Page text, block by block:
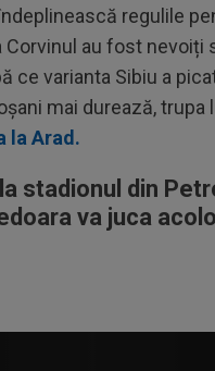
regulile
Corvinul au fost nevoiți
ce varianta Sibiu a
mai durează, trupa
la Arad.
stadionul din
va juca